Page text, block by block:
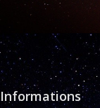
Informations